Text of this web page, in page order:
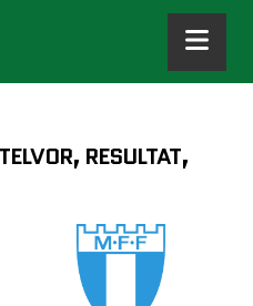
RESULTAT,